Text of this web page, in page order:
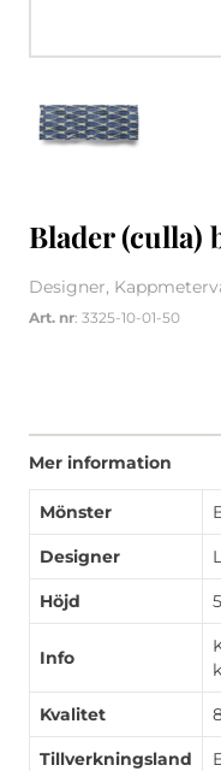
Blader (culla)
Designer,
Art. nr: 3325-10-01-50
Mer information
Mönster
Designer
Höjd
Info
Kvalitet
Tillverkningsland